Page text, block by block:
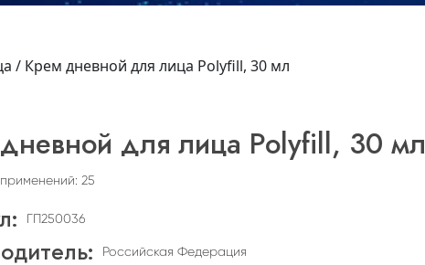
/ Крем дневной для лица Polyfill, 30 мл
для лица Polyfill, 30 мл
25
ГП250036
Российская Федерация